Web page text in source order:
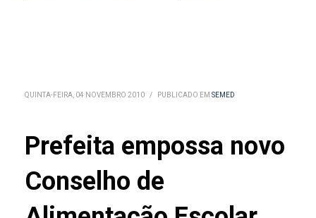
QUINTA-FEIRA, 04 NOVEMBRO 2010 / PUBLICADO EM SEMED
Prefeita empossa novo
Conselho de